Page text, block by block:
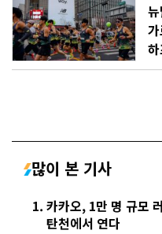
많이 본 기사
카카오, 1만 명 규모
탄천에서 연다